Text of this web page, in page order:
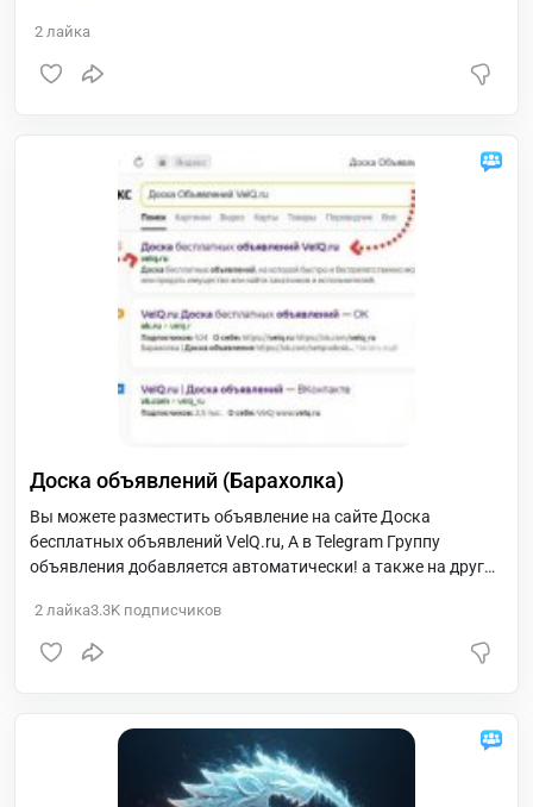
2 лайка
Доска объявлений (Барахолка)
Вы можете разместить объявление на сайте Доска
бесплатных объявлений VelQ.ru, А в Telegram Группу
объявления добавляется автоматически! а также на другие
2 лайка3.3K подписчиков